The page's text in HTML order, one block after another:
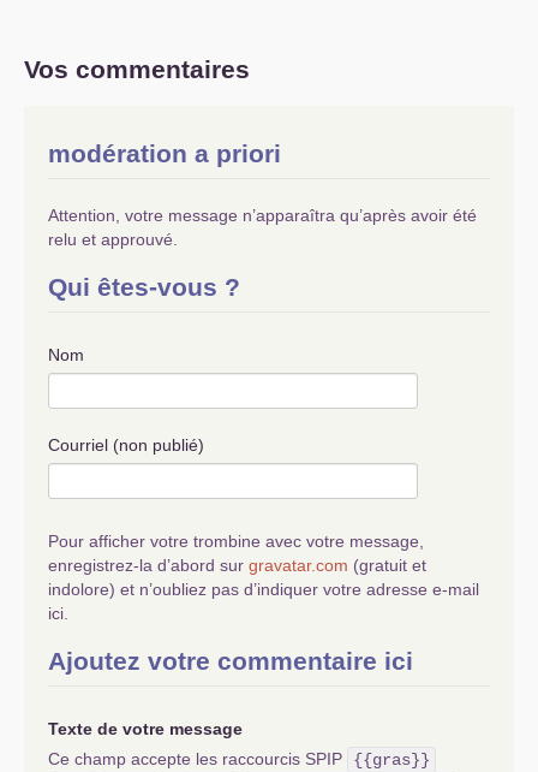
Vos commentaires
modération a priori
Attention, votre message n’apparaîtra qu’après avoir été
relu et approuvé.
Qui êtes-vous ?
Nom
Courriel (non publié)
Pour afficher votre trombine avec votre message,
enregistrez-la d’abord sur gravatar.com (gratuit et
indolore) et n’oubliez pas d’indiquer votre adresse e-mail
ici.
Ajoutez votre commentaire ici
Texte de votre message
Ce champ accepte les raccourcis SPIP
{{gras}}